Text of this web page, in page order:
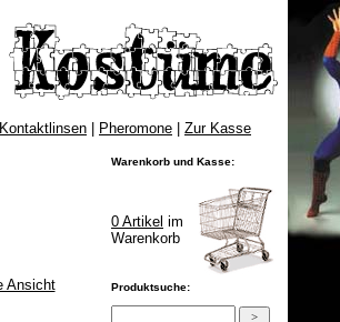
Kontaktlinsen Pheromone Zur Kasse
Warenkorb und Kasse:
0 Artikel im
Warenkorb
Produktsuche: